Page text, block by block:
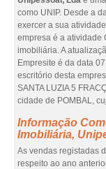
como UNIP. Desde a
exercer a sua
empresa é a atividade
imobiliária. A
Empresite é da data
escritório desta
SANTA LUZIA 5
cidade de POMBAL,
Informação
Imobiliária,
As vendas registadas
respeito ao ano